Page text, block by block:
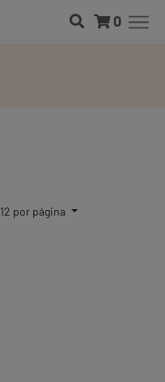
0
12 por página